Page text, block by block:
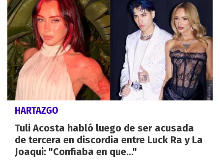
HARTAZGO
Tuli Acosta habló luego de ser acusada
de tercera en discordia entre Luck Ra y La
Joaqui: "Confiaba en que..."